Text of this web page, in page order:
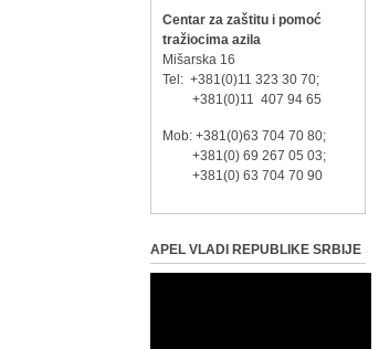
Centar za zaštitu i pomoć
tražiocima azila
Mišarska 16
Tel: +381(0)11 323 30 70;
+381(0)11 407 94 65
Mob: +381(0)63 704 70 80;
+381(0) 69 267 05 03;
+381(0) 63 704 70 90
APEL VLADI REPUBLIKE SRBIJE